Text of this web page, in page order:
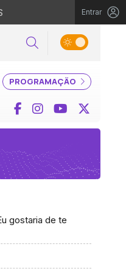
Entrar
Pesquisar
PROGRAMAÇÃO
Facebook
InstagramYouTube
gostaria de te